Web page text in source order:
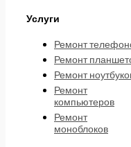
Услуги
Ремонт
Ремонт
Ремонт
Ремонт
компьютеров
Ремонт
моноблоков